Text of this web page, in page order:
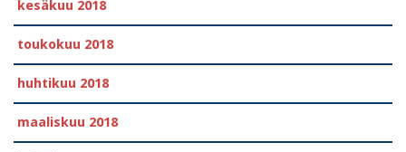
kesäkuu 2018
toukokuu 2018
huhtikuu 2018
maaliskuu 2018